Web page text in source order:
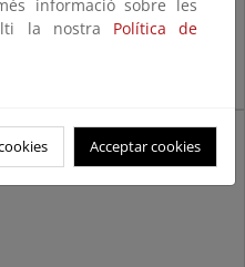
informació sobre les
la nostra Política de
Acceptar cookies